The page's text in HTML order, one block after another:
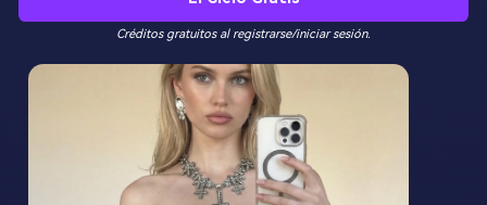
Créditos gratuitos al registrarse/iniciar sesión.